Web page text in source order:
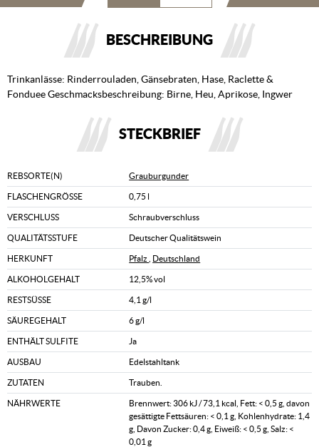
BESCHREIBUNG
Trinkanlässe: Rinderrouladen, Gänsebraten, Hase, Raclette &
Fonduee Geschmacksbeschreibung: Birne, Heu, Aprikose, Ingwer
STECKBRIEF
REBSORTE(N) Grauburgunder
FLASCHENGRÖSSE 0,75 l
VERSCHLUSS Schraubverschluss
QUALITÄTSSTUFE Deutscher Qualitätswein
HERKUNFT Pfalz Deutschland
ALKOHOLGEHALT 12,5% vol
RESTSÜSSE 4,1 g/l
SÄUREGEHALT 6 g/l
ENTHÄLT SULFITE Ja
AUSBAU Edelstahltank
ZUTATEN Trauben.
NÄHRWERTE
Brennwert: 306 kJ / 73,1 kcal, Fett: < 0,5 g, davon
gesättigte Fettsäuren: < 0,1 g, Kohlenhydrate: 1,4
g, Davon Zucker: 0,4 g, Eiweiß: < 0,5 g, Salz: <
0,01 g